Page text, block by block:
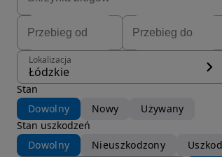
Lokalizacja
Łódzkie
Stan
Dowolny
Nowy
Używany
Stan uszkodzeń
Dowolny
Nieuszkodzony